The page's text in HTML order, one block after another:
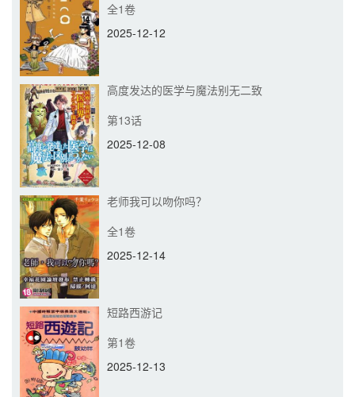
全1卷
2025-12-12
高度发达的医学与魔法别无二致
第13话
2025-12-08
老师我可以吻你吗？
全1卷
2025-12-14
短路西游记
第1卷
2025-12-13